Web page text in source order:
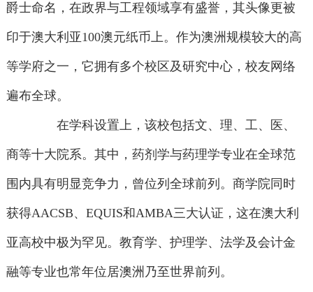
爵士命名，在政界与工程领域享有盛誉，其头像更被
印于澳大利亚100澳元纸币上。作为澳洲规模较大的高
等学府之一，它拥有多个校区及研究中心，校友网络
遍布全球。
在学科设置上，该校包括文、理、工、医、
商等十大院系。其中，药剂学与药理学专业在全球范
围内具有明显竞争力，曾位列全球前列。商学院同时
获得AACSB、EQUIS和AMBA三大认证，这在澳大利
亚高校中极为罕见。教育学、护理学、法学及会计金
融等专业也常年位居澳洲乃至世界前列。